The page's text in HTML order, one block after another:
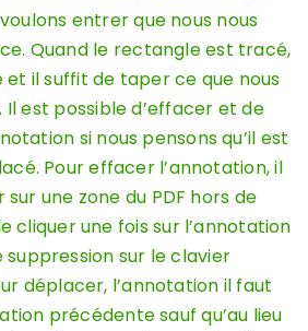
entrer que nous nous
Quand le rectangle est tracé,
il suffit de taper ce que nous
Il est possible d’effacer et de
si nous pensons qu’il est
Pour effacer l’annotation, il
une zone du PDF hors de
cliquer une fois sur l’annotation
suppression sur le clavier
déplacer, l’annotation il faut
précédente sauf qu’au lieu